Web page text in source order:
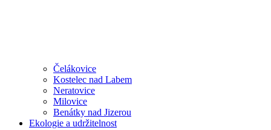
Čelákovice
Kostelec nad Labem
Neratovice
Milovice
Benátky nad Jizerou
Ekologie a udržitelnost